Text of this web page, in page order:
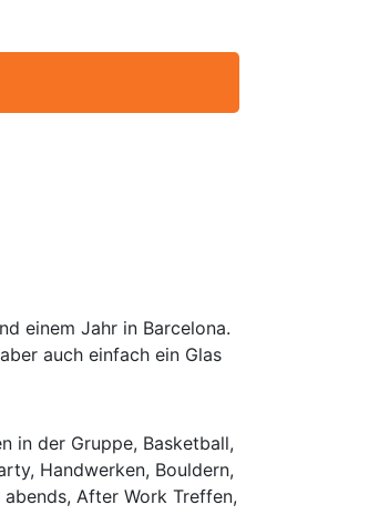
einem Jahr in Barcelona.
auch einfach ein Glas
in der Gruppe, Basketball,
Handwerken, Bouldern,
After Work Treffen,